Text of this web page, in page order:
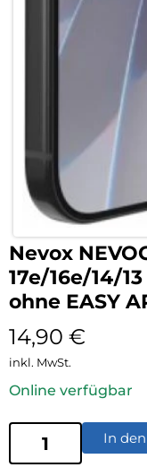
Nevox
17e/16e/14/
ohne EASY
14,90 €
inkl. MwSt.
Online verfügbar
In